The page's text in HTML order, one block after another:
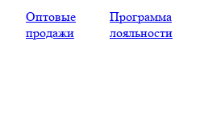
Оптовые
продажи
Программа
лояльности